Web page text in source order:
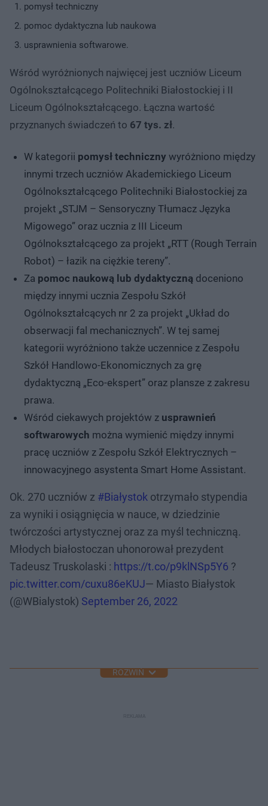
pomysł techniczny
pomoc dydaktyczna lub naukowa
usprawnienia softwarowe.
Wśród wyróżnionych najwięcej jest uczniów Liceum
Ogólnokształcącego Politechniki Białostockiej i II
Liceum Ogólnokształcącego. Łączna wartość
przyznanych świadczeń to 67 tys. zł.
W kategorii pomysł techniczny wyróżniono między
innymi trzech uczniów Akademickiego Liceum
Ogólnokształcącego Politechniki Białostockiej za
projekt „STJM – Sensoryczny Tłumacz Języka
Migowego” oraz ucznia z III Liceum
Ogólnokształcącego za projekt „RTT (Rough Terrain
Robot) – łazik na ciężkie tereny”.
Za pomoc naukową lub dydaktyczną doceniono
między innymi ucznia Zespołu Szkół
Ogólnokształcących nr 2 za projekt „Układ do
obserwacji fal mechanicznych”. W tej samej
kategorii wyróżniono także uczennice z Zespołu
Szkół Handlowo-Ekonomicznych za grę
dydaktyczną „Eco-ekspert” oraz plansze z zakresu
prawa.
Wśród ciekawych projektów z usprawnień
softwarowych można wymienić między innymi
pracę uczniów z Zespołu Szkół Elektrycznych –
innowacyjnego asystenta Smart Home Assistant.
Ok. 270 uczniów z #Białystok otrzymało stypendia
za wyniki i osiągnięcia w nauce, w dziedzinie
twórczości artystycznej oraz za myśl techniczną.
Młodych białostoczan uhonorował prezydent
Tadeusz Truskolaski : https://t.co/p9klNSp5Y6 ?
pic.twitter.com/cuxu86eKUJ— Miasto Białystok
(@WBialystok) September 26, 2022
ROZWIŃ